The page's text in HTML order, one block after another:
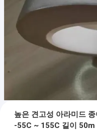
높은 견고성 아라미드
-55C ~ 155C 길이 50m